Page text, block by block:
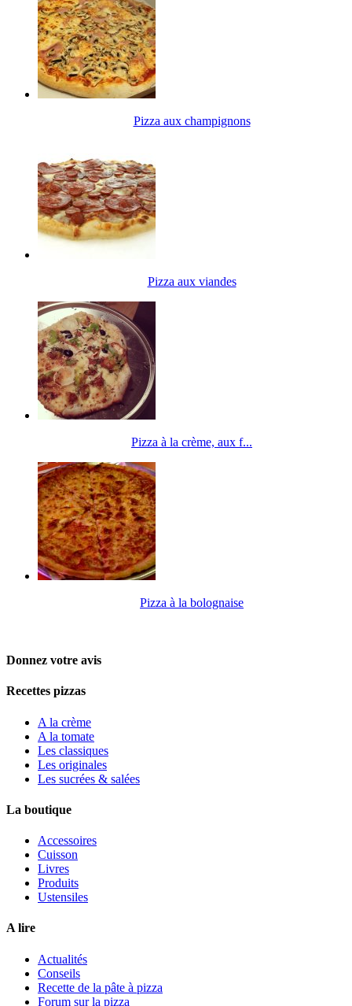
Pizza aux champignons
Pizza aux viandes
Pizza à la crème, aux f...
Pizza à la bolognaise
Donnez votre avis
Recettes pizzas
A la crème
A la tomate
Les classiques
Les originales
Les sucrées & salées
La boutique
Accessoires
Cuisson
Livres
Produits
Ustensiles
A lire
Actualités
Conseils
Recette de la pâte à pizza
Forum sur la pizza